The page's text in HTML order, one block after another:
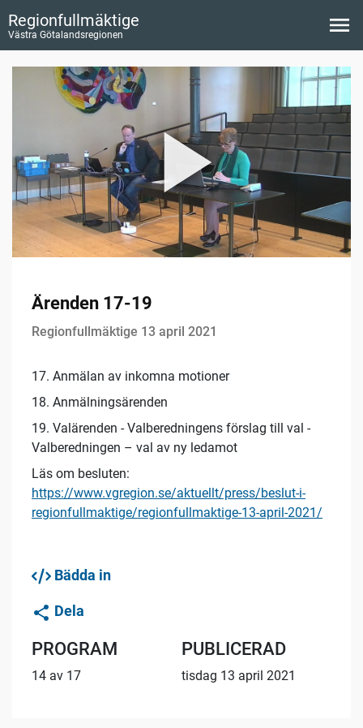
Regionfullmäktige
Västra Götalandsregionen
Ärenden 17-19
Regionfullmäktige 13 april 2021
17. Anmälan av inkomna motioner
18. Anmälningsärenden
19. Valärenden - Valberedningens förslag till val -
Valberedningen – val av ny ledamot
Läs om besluten:
https://www.vgregion.se/aktuellt/press/beslut-i-
regionfullmaktige/regionfullmaktige-13-april-2021/
Bädda in
Dela
PROGRAM
14 av 17
PUBLICERAD
tisdag 13 april 2021